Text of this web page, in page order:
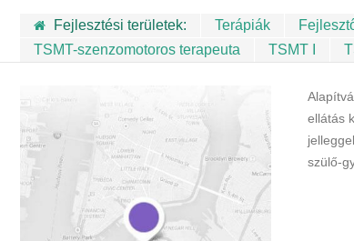
Fejlesztési területek: Terápiák
TSMT-szenzomotoros terapeuta
TSMT I
ellátás
szülő-